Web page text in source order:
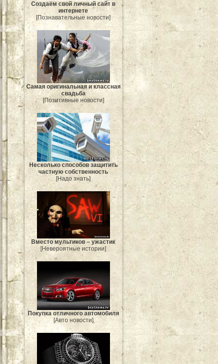
Создаём свой личный сайт в
интернете
[Познавательные новости]
Самая оригинальная и классная
свадьба
[Позитивные новости]
Несколько способов защитить
частную собственность
[Надо знать]
Вместо мультиков – ужастик
[Невероятные истории]
Покупка отличного автомобиля
[Авто новости]